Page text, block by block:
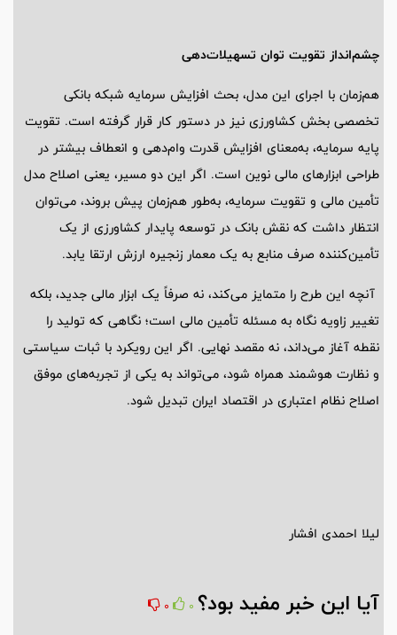
چشم‌انداز تقویت توان تسهیلات‌دهی
هم‌زمان با اجرای این مدل، بحث افزایش سرمایه شبکه بانکی
تخصصی بخش کشاورزی نیز در دستور کار قرار گرفته است. تقویت
پایه سرمایه، به‌معنای افزایش قدرت وام‌دهی و انعطاف بیشتر در
طراحی ابزارهای مالی نوین است. اگر این دو مسیر، یعنی اصلاح مدل
تأمین مالی و تقویت سرمایه، به‌طور هم‌زمان پیش بروند، می‌توان
انتظار داشت که نقش بانک در توسعه پایدار کشاورزی از یک
تأمین‌کننده صرف منابع به یک معمار زنجیره ارزش ارتقا یابد.
آنچه این طرح را متمایز می‌کند، نه صرفاً یک ابزار مالی جدید، بلکه
تغییر زاویه نگاه به مسئله تأمین مالی است؛ نگاهی که تولید را
نقطه آغاز می‌داند، نه مقصد نهایی. اگر این رویکرد با ثبات سیاستی
و نظارت هوشمند همراه شود، می‌تواند به یکی از تجربه‌های موفق
اصلاح نظام اعتباری در اقتصاد ایران تبدیل شود.
لیلا احمدی افشار
آیا این خبر مفید بود؟ 0
0